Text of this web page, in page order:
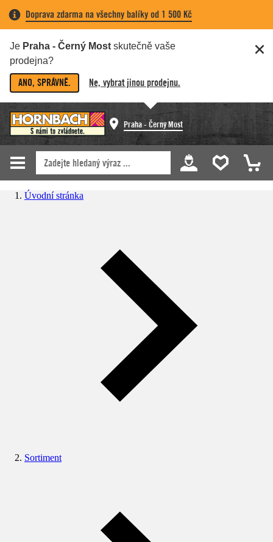
Doprava zdarma na všechny balíky od 1 500 Kč
Je Praha - Černý Most skutečně vaše
prodejna?
ANO, SPRÁVNĚ. Ne, vybrat jinou prodejnu.
Praha - Černý Most
Úvodní stránka
Sortiment